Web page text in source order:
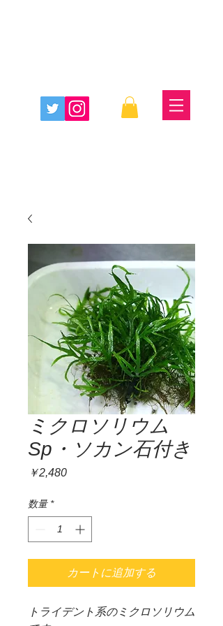
ミクロソリウム
Sp・ソカン石付き
￥2,480価
数量 *
カートに追加する
トライデント系のミクロソリウム